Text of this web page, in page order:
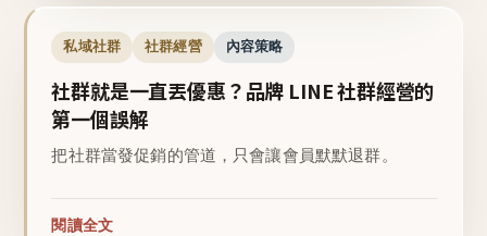
私域社群 社群經營 內容策略
社群就是一直丟優惠？品牌 LINE 社群經營的
第一個誤解
把社群當發促銷的管道，只會讓會員默默退群。
閱讀全文